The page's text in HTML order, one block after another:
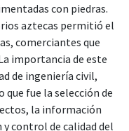
con piedras.
aztecas permitió el
comerciantes que
importancia de este
de ingeniería civil,
fue la selección de
la información
control de calidad del